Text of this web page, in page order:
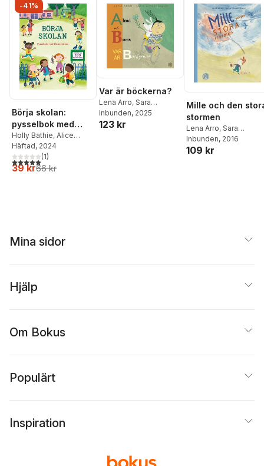
-41%
Börja skolan:
pysselbok med
klistermärken
Holly Bathie, Alice
Beecham
Häftad, 2024
5,0utav 5 stjärnor. Totalt antal röster:
(1)
39 kr66 kr
Var är böckerna?
Lena Arro, Sara
Gimbergsson
Inbunden, 2025
123 kr
Mille och den
stormen
Lena Arro, Sara
Gimbergsson
Inbunden, 2016
109 kr
Mina sidor
Hjälp
Om Bokus
Populärt
Inspiration